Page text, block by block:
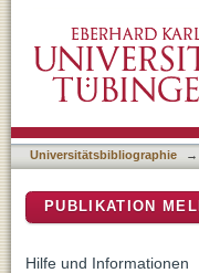
Universitätsbibliographie →
PUBLIKATION
Hilfe und Informationen